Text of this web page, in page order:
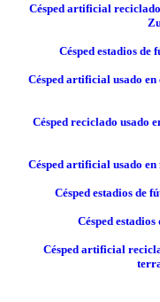
Césped artificial
Césped estadios
Césped artificial usado
Césped reciclado usado
Césped artificial usado
Césped estadios de
Césped
Césped artificial